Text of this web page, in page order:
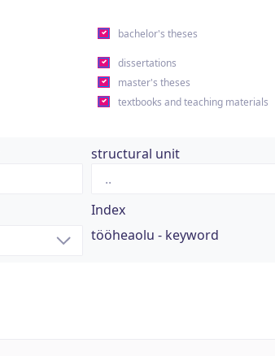
bachelor's theses
dissertations
master's theses
textbooks and teaching materials
structural unit
Index
tööheaolu - keyword